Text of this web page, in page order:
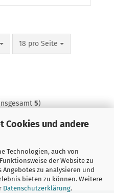
Cookies und andere
Technologien, auch von
der Website zu
zu analysieren und
bieten zu können. Weitere
Datenschutzerklärung.
18 pro Seite
pro Seite
5)